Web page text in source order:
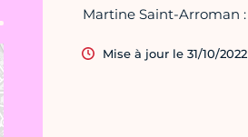
Martine Saint-Arroman :
Mise à jour le 31/10/2022